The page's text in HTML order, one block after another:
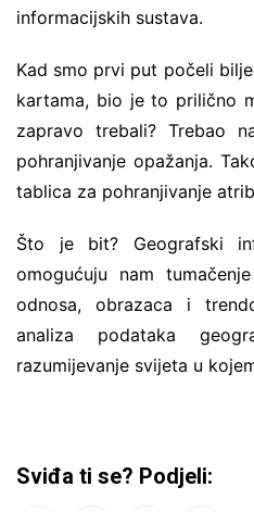
informacijskih sustava.
Kad smo prvi put počeli
kartama, bio je to prilično
zapravo trebali? Trebao
pohranjivanje opažanja.
tablica za pohranjivanje
Što je bit? Geografski
omogućuju nam
odnosa, obrazaca i
analiza podataka
razumijevanje svijeta u
Sviđa ti se? Podjeli: